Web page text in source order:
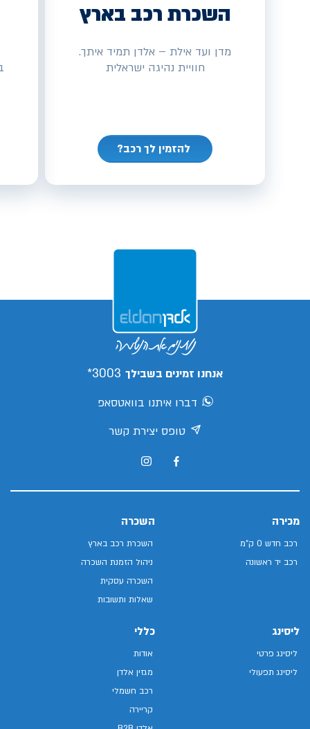
השכרת רכב בארץ
מדן ועד אילת – אלדן תמיד איתך.
חוויית נהיגה ישראלית
להזמין לך רכב?
אנחנו זמינים בשבילך 3003*
דברו איתנו בוואטסאפ
טופס יצירת קשר
מכירה
רכב חדש 0 ק"מ
רכב יד ראשונה
השכרה
השכרת רכב בארץ
ניהול הזמנת השכרה
השכרה עסקית
שאלות ותשובות
ליסינג
ליסינג פרטי
ליסינג תפעולי
כללי
אודות
מגזין אלדן
רכב חשמלי
קריירה